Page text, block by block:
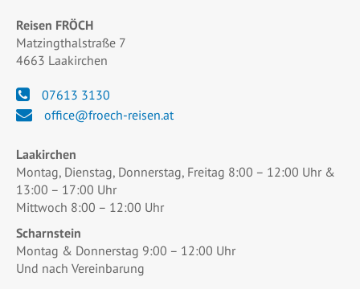
Reisen FRÖCH
Matzingthalstraße 7
4663 Laakirchen
07613 3130
office@froech-reisen.at
Laakirchen
Montag, Dienstag, Donnerstag, Freitag 8:00 – 12:00 Uhr &
13:00 – 17:00 Uhr
Mittwoch 8:00 – 12:00 Uhr
Scharnstein
Montag & Donnerstag 9:00 – 12:00 Uhr
Und nach Vereinbarung